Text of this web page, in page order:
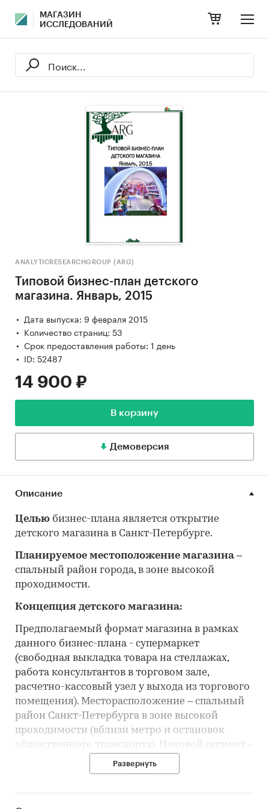
МАГАЗИН
ИССЛЕДОВАНИЙ
ANALYTICRESEARCHGROUP (ARG)
Типовой бизнес-план детского
магазина. Январь, 2015
Дата выпуска: 9 февраля 2015
Количество страниц: 53
Срок предоставления работы: 1 день
ID: 52487
14 900 ₽
В корзину
Демоверсия
Описание
Целью бизнес-плана является открытие
детского магазина в Санкт-Петербурге.
Планируемое местоположение магазина–
спальный район города, в зоне высокой
проходимости.
Концепция детского магазина:
Предполагаемый формат магазина в рамках
данного бизнес-плана - супермаркет
(свободная выкладка товара на стеллажах,
работа консультантов в торговом зале,
расчетно-кассовый узел у выхода из торгового
помещения). Месторасположение – спальный
район Санкт-Петербурга в зоне высокой
проходимости (вблизи метро и остановок
общественного транспорта). Ценовой сегмент –
Развернуть